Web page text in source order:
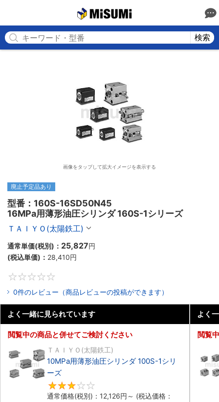
検索
画像をタップして拡大イメージを表示する
廃止予定品あり
型番：160S-16SD50N45
16MPa用薄形油圧シリンダ 160S-1シリーズ
ＴＡＩＹＯ(太陽鉄工)
通常単価(税別)： 25,827円
(税込単価)： 28,410円
0件のレビュー（商品レビューの投稿ができます）
よく一緒に見られています
閲覧中の商品と併せてご検討ください
ＴＡＩＹＯ(太陽鉄工)
10MPa用薄形油圧シリンダ 100S-1シリ
ーズ
通常価格(税別)： 12,126円 ～ (税込価格：
よく
閲覧